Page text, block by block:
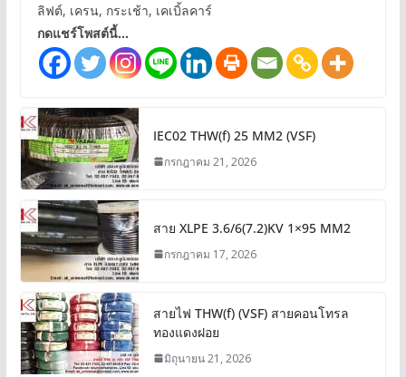
ลิฟต์, เครน, กระเช้า, เคเบิ้ลคาร์
กดแชร์โพสต์นี้...
IEC02 THW(f) 25 MM2 (VSF)
กรกฎาคม 21, 2026
สาย XLPE 3.6/6(7.2)KV 1×95 MM2
กรกฎาคม 17, 2026
สายไฟ THW(f) (VSF) สายคอนโทรล
ทองแดงฝอย
มิถุนายน 21, 2026